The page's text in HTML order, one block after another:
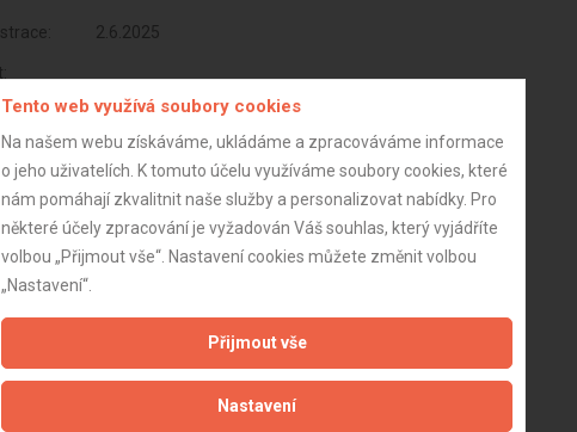
2.6.2025
Tento web využívá soubory cookies
Na našem webu získáváme, ukládáme a zpracováváme informace
o jeho uživatelích. K tomuto účelu využíváme soubory cookies, které
nám pomáhají zkvalitnit naše služby a personalizovat nabídky. Pro
některé účely zpracování je vyžadován Váš souhlas, který vyjádříte
volbou „Přijmout vše“. Nastavení cookies můžete změnit volbou
„Nastavení“.
Přijmout vše
Nastavení